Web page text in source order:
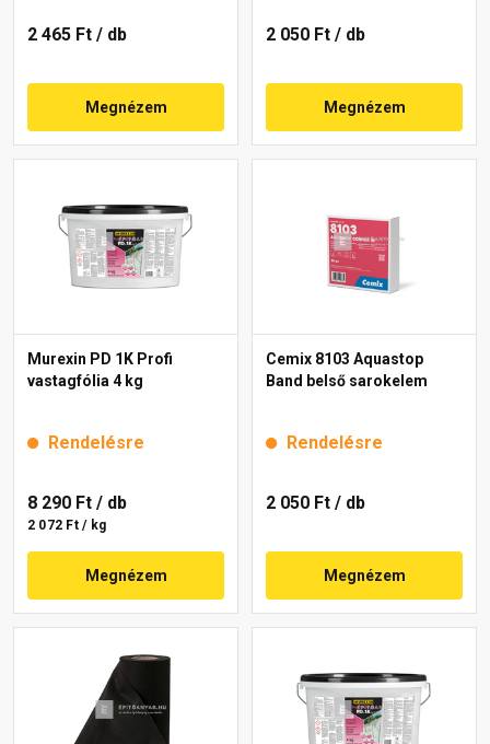
2 465 Ft / db
Megnézem
2 050 Ft / db
Megnézem
Murexin PD 1K Profi
vastagfólia 4 kg
Rendelésre
8 290 Ft / db
2 072 Ft / kg
Megnézem
Cemix 8103 Aquastop
Band belső sarokelem
Rendelésre
2 050 Ft / db
Megnézem